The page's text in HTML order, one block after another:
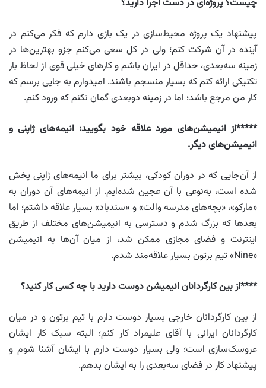
چیست؟ پروژه‌ای در دست اجرا دارید؟
پیشنهاد یک پروژه محیط‌سازی در یک بازی دارم که فکر می‌کنم در
آینده در آن شرکت کنم؛ ولی در کل سعی می‌کنم جزو بهترین‌ها در
زمینه سه‌بعدی، حداقل در ایران باشم و کارهای خیلی قوی از لحاظ بار
تکنیکی ارائه کنم که بسیار منسجم باشند. امیدوارم به جایی برسم که
کار من مرجع باشد؛ اما در زمینه دوبعدی گمان نکنم که ورود کنم.
*****از انیمیشن‌های مورد علاقه خود بگویید: انیمه‌های ژاپنی و
انیمیشن‌های دیگر.
از آن‌جایی که در دوران کودکی، بیشتر برای ما انیمه‌های ژاپنی پخش
شده است، به‌نوعی با آن عجین شده‌ایم. از انیمه‌های آن دوران به
«مارکو»، «بچه‌های مدرسه والت» و «سندباد» بسیار علاقه داشتم؛ اما
بعدها که بزرگ شدم و دسترسی به انیمیشن‌های مختلف از طریق
اینترنت و فضای مجازی ممکن شد، از میان آن‌ها به انیمیشن
«Nine» تیم برتون بسیار علاقه‌مند شدم.
****از بین کارگردانان انیمیشن دوست دارید با چه کسی کار کنید؟
از بین کارگردانان خارجی بسیار دوست دارم با تیم برتون و در میان
کارگردانان ایرانی با آقای علیمراد کار کنم؛ البته سبک کار ایشان
عروسک‌سازی است؛ ولی بسیار دوست دارم با ایشان آشنا شوم و
پیشنهاد کار در فضای سه‌بعدی را به ایشان بدهم.